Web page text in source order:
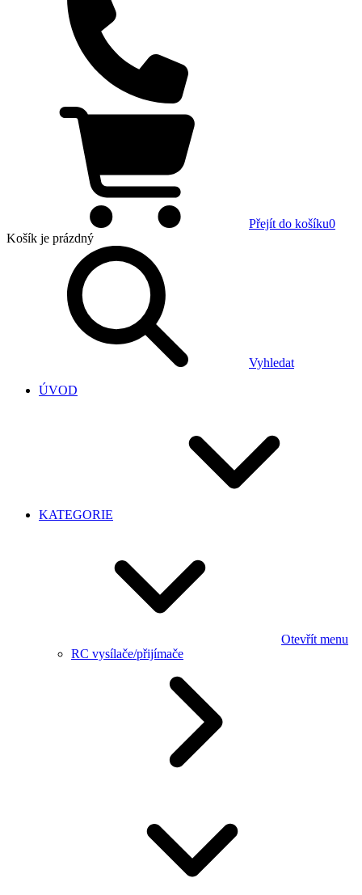
Přejít do košíku0
Košík je prázdný
Vyhledat
ÚVOD
KATEGORIE
Otevřít menu
RC vysílače/přijímače